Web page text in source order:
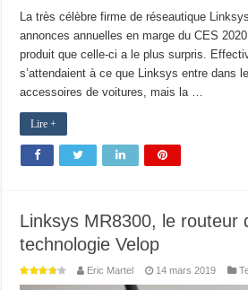
La très célèbre firme de réseautique
annonces annuelles en marge du CES
produit que celle-ci a le plus surpris.
s’attendaient à ce que Linksys entre dans
accessoires de voitures, mais la …
Lire +
Linksys MR8300, le routeur
technologie Velop
Eric Martel 14 mars 2019